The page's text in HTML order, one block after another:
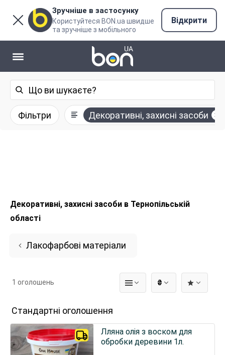
Зручніше в застосунку
Користуйтеся BON.ua швидше
та зручніше з мобільного
Відкрити
Фільтри Декоративні, захисні засоби
Декоративні, захисні засоби в Тернопільській
області
Лакофарбові матеріали
₴
1 оголошень
Стандартні оголошення
Лляна олія з воском для
обробки деревини 1л.